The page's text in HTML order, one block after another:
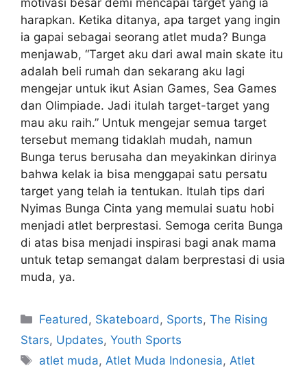
harapkan. Ketika ditanya, apa target yang ingin
ia gapai sebagai seorang atlet muda? Bunga
menjawab, “Target aku dari awal main skate itu
adalah beli rumah dan sekarang aku lagi
mengejar untuk ikut Asian Games, Sea Games
dan Olimpiade. Jadi itulah target-target yang
mau aku raih.” Untuk mengejar semua target
tersebut memang tidaklah mudah, namun
Bunga terus berusaha dan meyakinkan dirinya
bahwa kelak ia bisa menggapai satu persatu
target yang telah ia tentukan. Itulah tips dari
Nyimas Bunga Cinta yang memulai suatu hobi
menjadi atlet berprestasi. Semoga cerita Bunga
di atas bisa menjadi inspirasi bagi anak mama
untuk tetap semangat dalam berprestasi di usia
muda, ya.
Featured , Skateboard , Sports,The Rising
Stars, Updates, Youth Sports
atlet muda, Atlet Muda Indonesia, Atlet